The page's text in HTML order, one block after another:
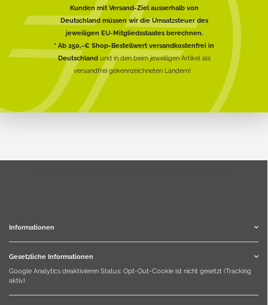
Kunden mit Versand-Ziel ausserhalb von
Deutschland müssen wir die Umsatzsteuer des
jeweiligen EU-Mitgliedsstaates berechnen.
* Ab 250,-€ Shop-Bestellwert versandkostenfrei in
Deutschlandund in den beim jeweiligen Artikel als
versandfrei gekennzeichneten Ländern!
Informationen
Gesetzliche Informationen
Google Analytics deaktivieren Status: Opt-Out-Cookie ist nicht gesetzt (Tracking
aktiv)